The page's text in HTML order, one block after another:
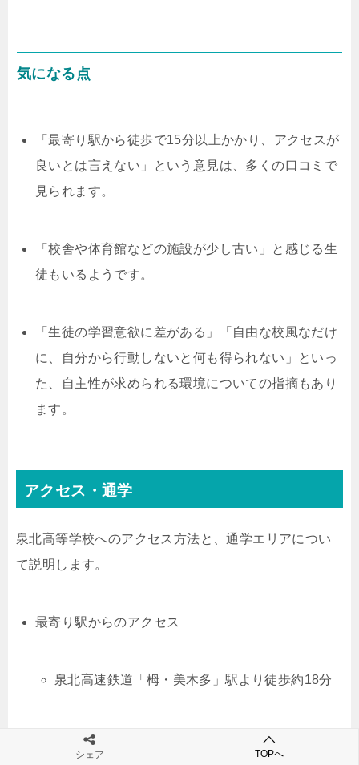
気になる点
「最寄り駅から徒歩で15分以上かかり、アクセスが
良いとは言えない」という意見は、多くの口コミで
見られます。
「校舎や体育館などの施設が少し古い」と感じる生
徒もいるようです。
「生徒の学習意欲に差がある」「自由な校風なだけ
に、自分から行動しないと何も得られない」といっ
た、自主性が求められる環境についての指摘もあり
ます。
アクセス・通学
泉北高等学校へのアクセス方法と、通学エリアについ
て説明します。
最寄り駅からのアクセス
泉北高速鉄道「栂・美木多」駅より徒歩約18分
泉北高速鉄道「泉ヶ丘」駅より徒歩約24分
シェア TOPへ